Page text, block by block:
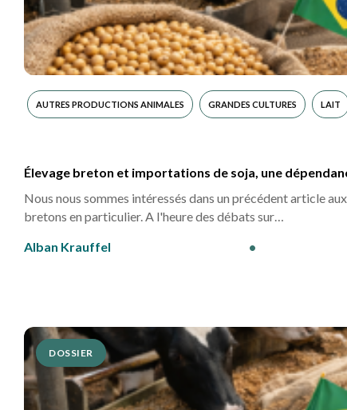
AUTRES PRODUCTIONS ANIMALES GRANDES CULTURES LAIT
Élevage breton et importations de soja, une
Nous nous sommes intéressés dans un précédent article
bretons en particulier. A l'heure des débats sur…
Alban Krauffel
•
DOSSIER